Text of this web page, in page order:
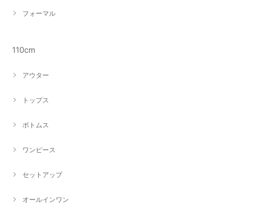
フォーマル
110cm
アウター
トップス
ボトムス
ワンピース
セットアップ
オールインワン